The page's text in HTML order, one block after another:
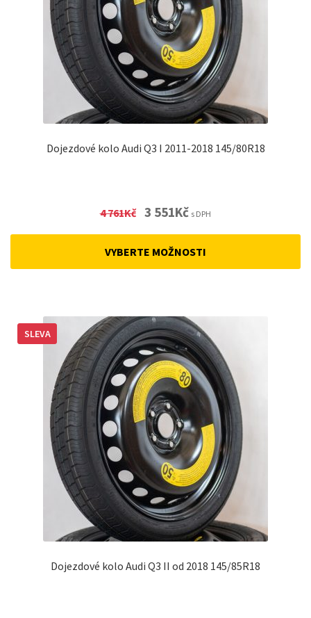
Dojezdové kolo Audi Q3 I 2011-2018 145/80R18
4 761Kč Original
3 551KčCurrent
s DPH
VYBERTE MOŽNOSTI
Dojezdové kolo Audi Q3 II od 2018 145/85R18
SLEVA